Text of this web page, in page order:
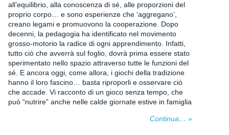
all’equilibrio, alla conoscenza di sé, alle proporzioni del
proprio corpo… e sono esperienze che ‘aggregano’,
creano legami e promuovono la cooperazione. Dopo
decenni, la pedagogia ha identificato nel movimento
grosso-motorio la radice di ogni apprendimento. Infatti,
tutto ciò che avverrà sul foglio, dovrà prima essere stato
sperimentato nello spazio attraverso tutte le funzioni del
sé. E ancora oggi, come allora, i giochi della tradizione
hanno il loro fascino… basta riproporli e osservare ciò
che accade. Vi racconto di un gioco senza tempo, che
può “nutrire” anche nelle calde giornate estive in famiglia
Continua… »